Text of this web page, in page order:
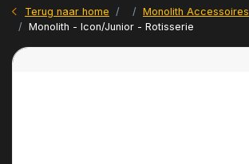
Terug naar home
Monolith Accessoires
Monolith - Icon/Junior - Rotisserie